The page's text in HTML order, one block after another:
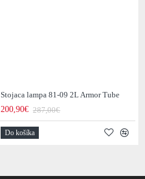
Stojaca lampa 81-09 2L Armor Tube
200,90€ 287,00€
Do košíka